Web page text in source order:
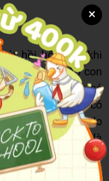
hồi hộp mỗi khi
biết ở đó con
khóc vì không có
người mẹ luôn có
Nhưng đừng lo
cũng có nghĩa là
luôn luôn nhớ ánh
giúp các con cảm
×